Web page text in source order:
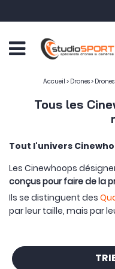
Accueil > Drones>
Tous les
Tout l'univers
Les Cinewhoops
conçus pour faire de la
Ils se distinguent des
par leur taille, mais par
créer du
. Les
carénés
amortir tout choc sans